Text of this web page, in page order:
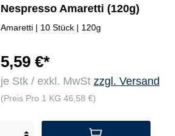
Nespresso Amaretti (120g)
Amaretti | 10 Stück | 120g
5,59 €*
je Stk / exkl. MwSt zzgl. Versand
(Preis Pro 1 KG 46,58 €)